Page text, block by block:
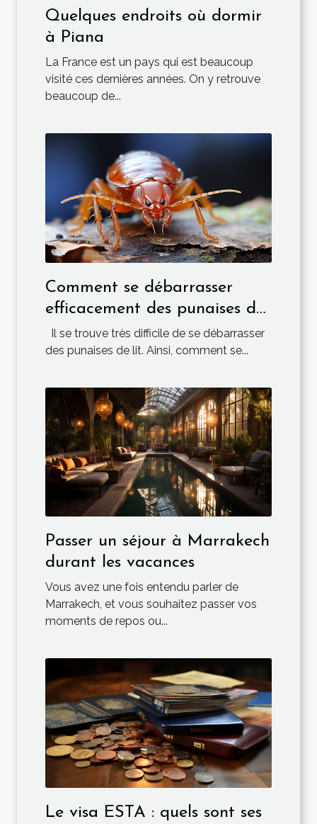
Quelques endroits où dormir
à Piana
La France est un pays qui est beaucoup
visité ces dernières années. On y retrouve
beaucoup de...
Comment se débarrasser
efficacement des punaises de
lit ?
Il se trouve très difficile de se débarrasser
des punaises de lit. Ainsi, comment se...
Passer un séjour à Marrakech
durant les vacances
Vous avez une fois entendu parler de
Marrakech, et vous souhaitez passer vos
moments de repos ou...
Le visa ESTA : quels sont ses